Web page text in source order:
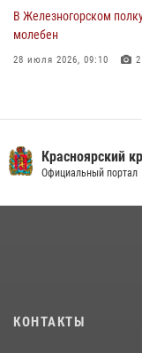
В Железногорском
молебен
28 июля 2026, 09:10 2
Железногорские
Красноярский
Официальный портал
КОНТАКТЫ